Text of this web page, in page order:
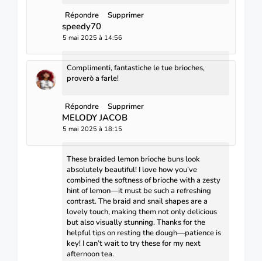
Répondre Supprimer
speedy70
5 mai 2025 à 14:56
Complimenti, fantastiche le tue brioches,
proverò a farle!
Répondre Supprimer
MELODY JACOB
5 mai 2025 à 18:15
These braided lemon brioche buns look
absolutely beautiful! I love how you’ve
combined the softness of brioche with a zesty
hint of lemon—it must be such a refreshing
contrast. The braid and snail shapes are a
lovely touch, making them not only delicious
but also visually stunning. Thanks for the
helpful tips on resting the dough—patience is
key! I can’t wait to try these for my next
afternoon tea.